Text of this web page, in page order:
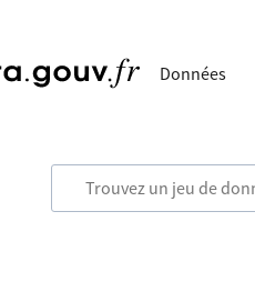
Données